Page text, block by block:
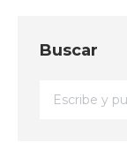
Buscar
Buscar: